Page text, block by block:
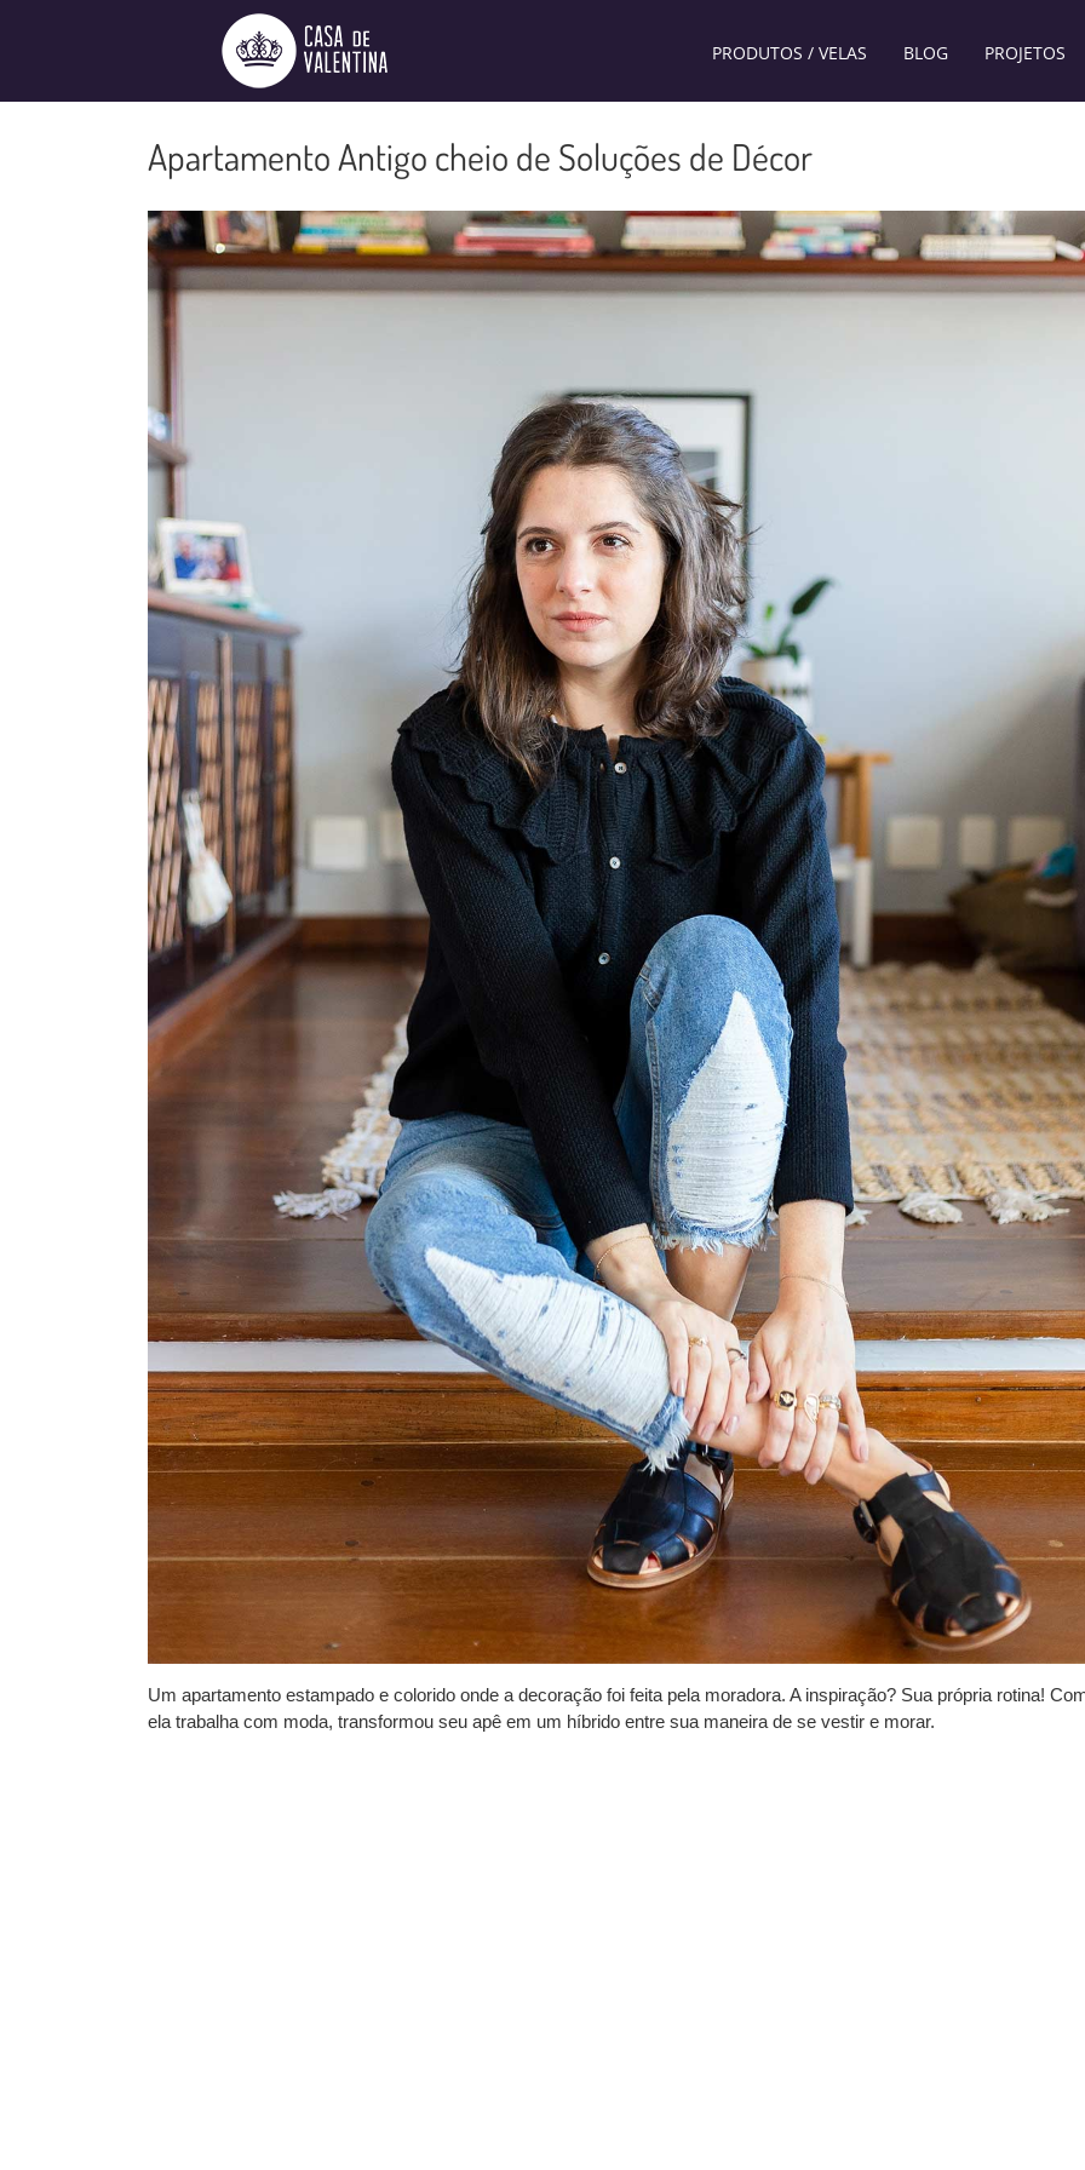
PRODUTOS / VELAS BLOG PROJETOS
Apartamento Antigo cheio de Soluções de Décor
Um apartamento estampado e colorido onde a decoração foi feita pela moradora. A inspiração? Sua própria rotina!
ela trabalha com moda, transformou seu apê em um híbrido entre sua maneira de se vestir e morar.